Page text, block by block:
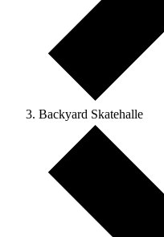
Backyard Skatehalle